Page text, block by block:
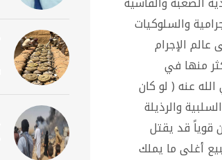
والسلوكيات
عالم الإجرام
منها في
عنه ( لو كان
والرذيلة
قوياً قد يقتل
أغلى ما يملك